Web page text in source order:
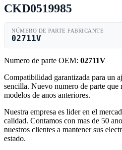
CKD0519985
NÚMERO DE PARTE FABRICANTE
02711V
Numero de parte OEM: 02711V
Compatibilidad garantizada para un
sencilla. Nuevo numero de parte que
modelos de anos anteriores.
Nuestra empresa es lider en el
calidad. Contamos con mas de 50
nuestros clientes a mantener sus
estado.